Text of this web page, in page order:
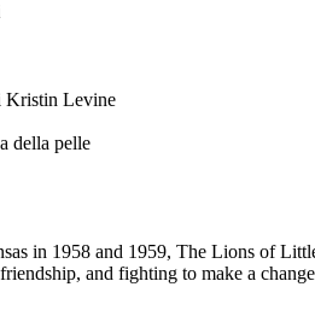
Kristin Levine
della pelle
in 1958 and 1959, The Lions of
and fighting to make a